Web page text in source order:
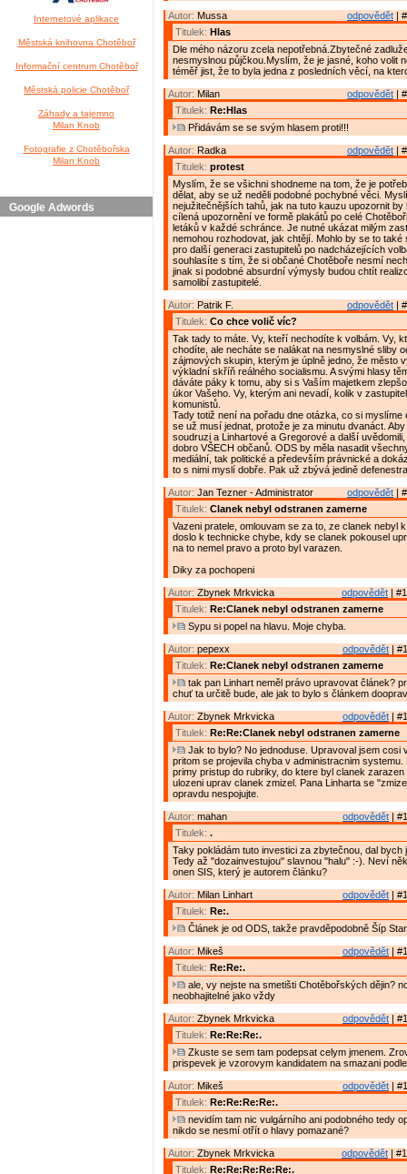
Internetové aplikace
Městská knihovna Chotěboř
Informační centrum Chotěboř
Městská policie Chotěboř
Záhady a tajemno
Milan Knob
Fotografie z Chotěbořska
Milan Knob
Google Adwords
odpovědět |
Autor: Mussa
Titulek: Hlas
Dle mého názoru zcela nepotřebná.Zbytečné
nesmyslnou půjčkou.Myslím, že je jasné, koho volit
téměř jist, že to byla jedna z posledních věcí, na
odpovědět |
Autor: Milan
Titulek: Re:Hlas
Přidávám se se svým hlasem proti!!!
odpovědět |
Autor: Radka
Titulek: protest
Myslím, že se všichni shodneme na tom, že je
dělat, aby se už neděli podobné pochybné věci.
nejužitečnějších tahů, jak na tuto kauzu upozornit
cílená upozornění ve formě plakátů po celé
letáků v každé schránce. Je nutné ukázat milým
nemohou rozhodovat, jak chtějí. Mohlo by se to také
pro další generaci zastupitelů po nadcházejících
souhlasíte s tím, že si občané Chotěboře nesmí
jinak si podobné absurdní výmysly budou chtít
samolibí zastupitelé.
odpovědět |
Autor: Patrik F.
Titulek: Co chce volič víc?
Tak tady to máte. Vy, kteří nechodíte k volbám. Vy,
chodíte, ale necháte se nalákat na nesmyslné sliby
zájmových skupin, kterým je úplně jedno, že město
výkladní skříň reálného socialismu. A svými hlasy
dáváte páky k tomu, aby si s Vaším majetkem
úkor Vašeho. Vy, kterým ani nevadí, kolik v
komunistů.
Tady totiž není na pořadu dne otázka, co si myslíme
se už musí jednat, protože je za minutu dvanáct.
soudruzi a Linhartové a Gregorové a další
dobro VŠECH občanů. ODS by měla nasadit
mediální, tak politické a především právnické a
to s nimi myslí dobře. Pak už zbývá jedině
odpovědět |
Autor: Jan Tezner - Administrator
Titulek: Clanek nebyl odstranen zamerne
Vazeni pratele, omlouvam se za to, ze clanek nebyl
doslo k technicke chybe, kdy se clanek pokousel
na to nemel pravo a proto byl varazen.
Diky za pochopeni
odpovědět |
Autor: Zbynek Mrkvicka
Titulek: Re:Clanek nebyl odstranen zamerne
Sypu si popel na hlavu. Moje chyba.
odpovědět |
Autor: pepexx
Titulek: Re:Clanek nebyl odstranen zamerne
tak pan Linhart neměl právo upravovat článek?
chuť ta určitě bude, ale jak to bylo s článkem
odpovědět |
Autor: Zbynek Mrkvicka
Titulek: Re:Re:Clanek nebyl odstranen zamerne
Jak to bylo? No jednoduse. Upravoval jsem cosi
pritom se projevila chyba v administracnim systemu.
primy pristup do rubriky, do ktere byl clanek zarazen
ulozeni uprav clanek zmizel. Pana Linharta se
opravdu nespojujte.
odpovědět |
Autor: mahan
Titulek: .
Taky pokládám tuto investici za zbytečnou, dal bych
Tedy až "dozainvestujou" slavnou "halu" :-). Neví
onen SIS, který je autorem článku?
odpovědět |
Autor: Milan Linhart
Titulek: Re:.
Článek je od ODS, takže pravděpodobně Šíp
odpovědět |
Autor: Mikeš
Titulek: Re:Re:.
ale, vy nejste na smetišti Chotěbořských dějin?
neobhajitelné jako vždy
odpovědět |
Autor: Zbynek Mrkvicka
Titulek: Re:Re:Re:.
Zkuste se sem tam podepsat celym jmenem.
prispevek je vzorovym kandidatem na smazani
odpovědět |
Autor: Mikeš
Titulek: Re:Re:Re:Re:.
nevidím tam nic vulgárního ani podobného tedy
nikdo se nesmí otřít o hlavy pomazané?
odpovědět |
Autor: Zbynek Mrkvicka
Titulek: Re:Re:Re:Re:Re:.